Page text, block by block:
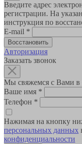
Введите адрес
регистрации. На
инструкция по
E-mail *
Авторизация
Заказать звонок
Мы свяжемся с Вами в
Ваше имя *
Телефон *
Нажимая на кнопку
персональных данных
конфиденциальности